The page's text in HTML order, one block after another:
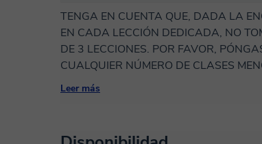
TENGA EN CUENTA QUE, DADA LA
EN CADA LECCIÓN DEDICADA, NO
DE 3 LECCIONES. POR FAVOR,
CUALQUIER NÚMERO DE CLASES
LECCIÓN DE PRUEBA GRATUITA
Leer más